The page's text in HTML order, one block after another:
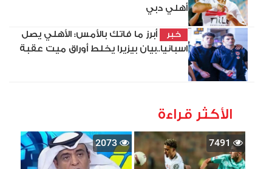
أهلي دبي
خبر
أبرز ما فاتك بالأمس: الأهلي يصل
اسبانيا..بيان بيزيرا يخلط أوراق ميت عقبة
الأكثر قراءة
7491
2073